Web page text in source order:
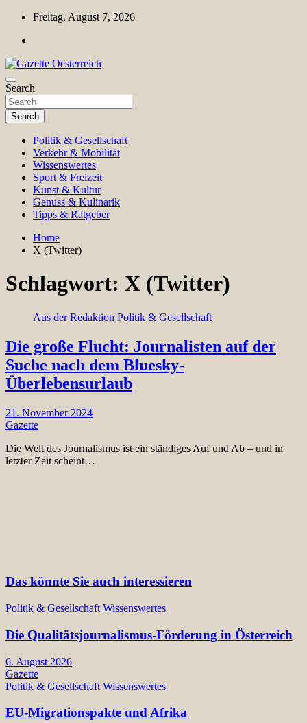
Skip
content
Freitag, August 7, 2026
Gazette Oesterreich
Magazin für Freizeit, Politik, Kultur & Wissenschaft
Search
Search
Politik & Gesellschaft
Verkehr & Mobilität
Wissenswertes
Sport & Freizeit
Kunst & Kultur
Genuss & Kulinarik
Tipps & Ratgeber
Home
X (Twitter)
Schlagwort: X (Twitter)
Aus der Redaktion Politik & Gesellschaft
Die große Flucht: Journalisten auf der
Suche nach dem Bluesky-
Überlebensurlaub
21. November 2024
Gazette
Die Welt des Journalismus ist ein ständiges Auf und Ab – und in
letzter Zeit scheint…
Das könnte Sie auch interessieren
Politik & Gesellschaft Wissenswertes
Die Qualitätsjournalismus-Förderung in Österreich
6. August 2026
Gazette
Politik & Gesellschaft Wissenswertes
EU-Migrationspakte und Afrika